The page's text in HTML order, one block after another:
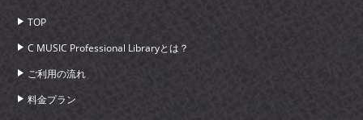
TOP
C MUSIC Professional Libraryとは？
ご利用の流れ
料金プラン